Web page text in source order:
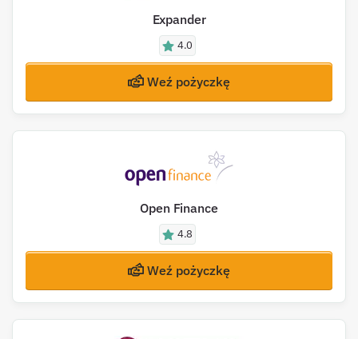
Expander
4.0
Weź pożyczkę
Open Finance
4.8
Weź pożyczkę